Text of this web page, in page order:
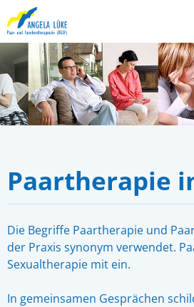
Paartherapie
Die Begriffe Paartherapie und
der Praxis synonym verwendet.
Sexualtherapie mit ein.
In gemeinsamen Gesprächen